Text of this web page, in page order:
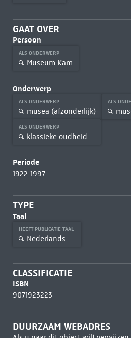
GAAT OVER
Persoon
ALS ONDERWERP
Museum Kam
Onderwerp
ALS ONDERWERP
musea (afzonderlijk)
ALS
ALS ONDERWERP
klassieke oudheid
Periode
1922-1997
TYPE
Taal
HEEFT PUBLICATIE TAAL
Nederlands
CLASSIFICATIE
ISBN
9071923223
DUURZAAM WEBADRES